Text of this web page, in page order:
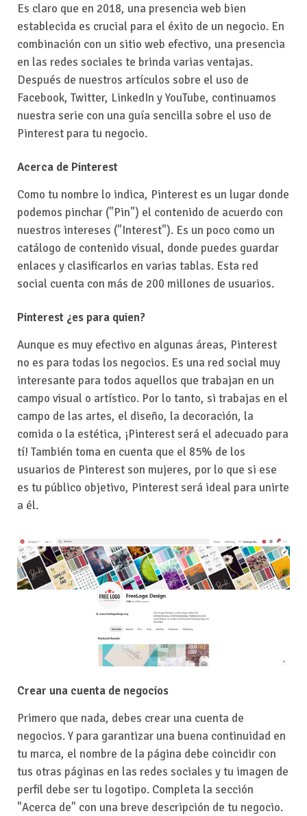
Es claro que en 2018, una presencia web bien
establecida es crucial para el éxito de un negocio. En
combinación con un sitio web efectivo, una presencia
en las redes sociales te brinda varias ventajas.
Después de nuestros artículos sobre el uso de
Facebook, Twitter, LinkedIn y YouTube, continuamos
nuestra serie con una guía sencilla sobre el uso de
Pinterest para tu negocio.
Acerca de Pinterest
Como tu nombre lo indica, Pinterest es un lugar donde
podemos pinchar ("Pin") el contenido de acuerdo con
nuestros intereses ("Interest"). Es un poco como un
catálogo de contenido visual, donde puedes guardar
enlaces y clasificarlos en varias tablas. Esta red
social cuenta con más de 200 millones de usuarios.
Pinterest ¿es para quien?
Aunque es muy efectivo en algunas áreas, Pinterest
no es para todas los negocios. Es una red social muy
interesante para todos aquellos que trabajan en un
campo visual o artístico. Por lo tanto, si trabajas en el
campo de las artes, el diseño, la decoración, la
comida o la estética, ¡Pinterest será el adecuado para
tí! También toma en cuenta que el 85% de los
usuarios de Pinterest son mujeres, por lo que si ese
es tu público objetivo, Pinterest será ideal para unirte
a él.
Crear una cuenta de negocios
Primero que nada, debes crear una cuenta de
negocios. Y para garantizar una buena continuidad en
tu marca, el nombre de la página debe coincidir con
tus otras páginas en las redes sociales y tu imagen de
perfil debe ser tu logotipo. Completa la sección
"Acerca de" con una breve descripción de tu negocio.